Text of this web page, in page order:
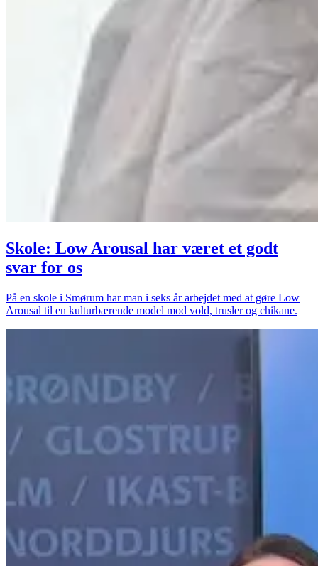
Skole: Low Arousal har været et godt
svar for os
På en skole i Smørum har man i seks år arbejdet med at gøre Low
Arousal til en kulturbærende model mod vold, trusler og chikane.